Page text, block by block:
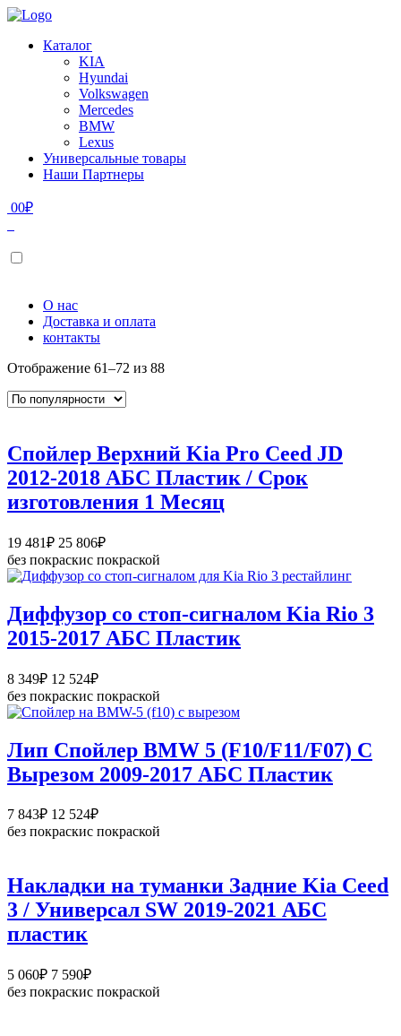
Каталог
KIA
Hyundai
Volkswagen
Mercedes
BMW
Lexus
Универсальные товары
Наши Партнеры
00₽
О нас
Доставка и оплата
контакты
Отображение 61–72 из 88
Спойлер Верхний Kia Pro Ceed JD
2012-2018 АБС Пластик / Срок
изготовления 1 Месяц
19 481₽ 25 806₽Диапазон
цен:
19
25
806₽
без покраскис покраской
Диффузор со стоп-сигналом Kia Rio 3
2015-2017 АБС Пластик
8 349₽ 12 524₽Диапазон
цен:
8
–
12
524₽
без покраскис покраской
Лип Спойлер BMW 5 (F10/F11/F07) C
Вырезом 2009-2017 АБС Пластик
7 843₽ 12 524₽Диапазон
цен:
–
12
524₽
без покраскис покраской
Накладки на туманки Задние Kia Ceed
3 / Универсал SW 2019-2021 АБС
пластик
5 060₽ 7 590₽Диапазон
цен:
без покраскис покраской